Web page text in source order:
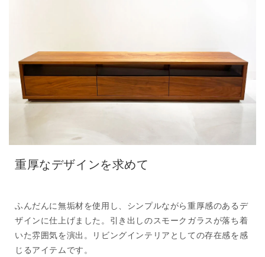
重厚なデザインを求めて
ふんだんに無垢材を使用し、シンプルながら重厚感のあるデ
ザインに仕上げました。引き出しのスモークガラスが落ち着
いた雰囲気を演出。リビングインテリアとしての存在感を感
じるアイテムです。